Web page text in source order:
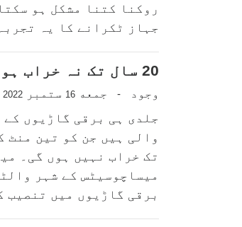
روکنا کتنا مشکل ہو
جہاز ٹکرانے کا یہ
20 سال تک نہ خراب ہونے والی لیتھیئم دھاتی بیٹری تیار
وجود - جمعه 16 ستمبر 2022
جلدی ہی برقی گاڑیوں
تک خراب نہیں ہوں گی۔
میساچوسیٹس کے شہر
برقی گاڑیوں میں تنصیب